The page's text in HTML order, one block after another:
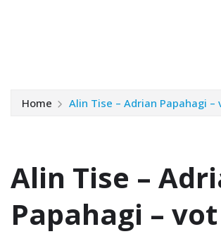
Home Alin Tise – Adrian Papahagi –
Alin Tise –
Papahagi –